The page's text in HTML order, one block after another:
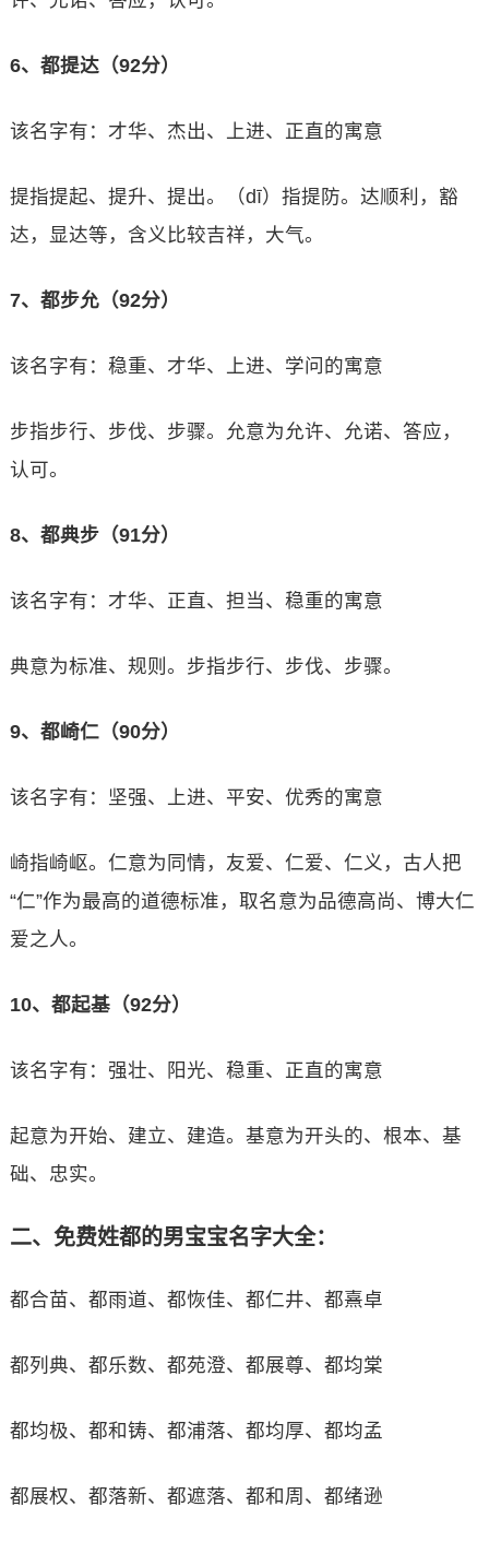
6、都提达（92分）
该名字有：才华、杰出、上进、正直的寓意
提指提起、提升、提出。（dī）指提防。达顺利，豁
达，显达等，含义比较吉祥，大气。
7、都步允（92分）
该名字有：稳重、才华、上进、学问的寓意
步指步行、步伐、步骤。允意为允许、允诺、答应，
认可。
8、都典步（91分）
该名字有：才华、正直、担当、稳重的寓意
典意为标准、规则。步指步行、步伐、步骤。
9、都崎仁（90分）
该名字有：坚强、上进、平安、优秀的寓意
崎指崎岖。仁意为同情，友爱、仁爱、仁义，古人把
“仁”作为最高的道德标准，取名意为品德高尚、博大仁
爱之人。
10、都起基（92分）
该名字有：强壮、阳光、稳重、正直的寓意
起意为开始、建立、建造。基意为开头的、根本、基
础、忠实。
二、免费姓都的男宝宝名字大全：
都合苗、都雨道、都恢佳、都仁井、都熹卓
都列典、都乐数、都苑澄、都展尊、都均棠
都均极、都和铸、都浦落、都均厚、都均孟
都展权、都落新、都遮落、都和周、都绪逊